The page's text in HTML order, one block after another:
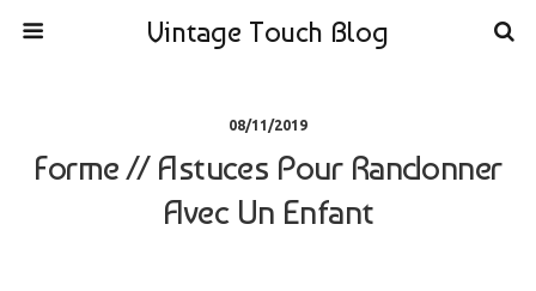
Vintage Touch Blog
08/11/2019
Forme // Astuces Pour Randonner
Avec Un Enfant